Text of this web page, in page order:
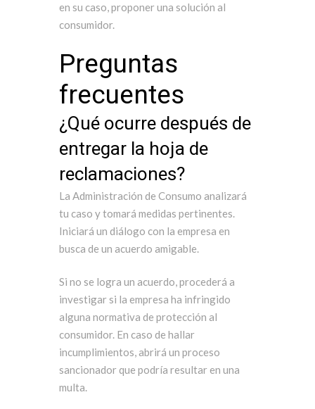
en su caso, proponer una solución al
consumidor.
Preguntas
frecuentes
¿Qué ocurre después de
entregar la hoja de
reclamaciones?
La Administración de Consumo analizará
tu caso y tomará medidas pertinentes.
Iniciará un diálogo con la empresa en
busca de un acuerdo amigable.
Si no se logra un acuerdo, procederá a
investigar si la empresa ha infringido
alguna normativa de protección al
consumidor. En caso de hallar
incumplimientos, abrirá un proceso
sancionador que podría resultar en una
multa.